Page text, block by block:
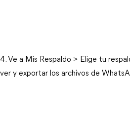
4. Ve a Mis Respaldo > Elige tu
ver y exportar los archivos de